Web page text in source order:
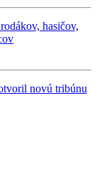
hasičov,
novú tribúnu